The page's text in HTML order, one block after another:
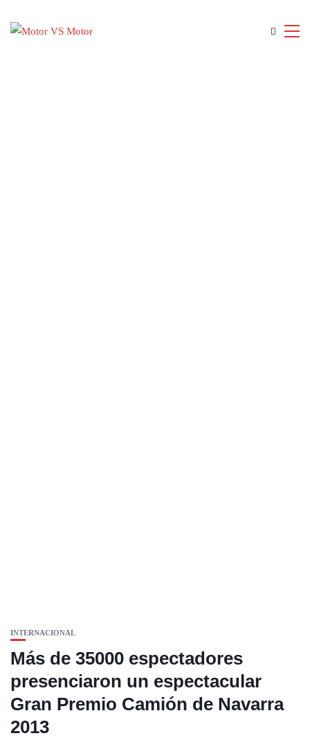
INTERNACIONAL
Más de 35000 espectadores
presenciaron un espectacular
Gran Premio Camión de Navarra
2013